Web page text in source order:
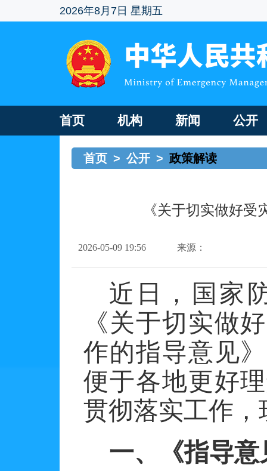
2026年8月7日 星期五
首页 机构 新闻 公开
首页 > 公开 > 政策解读
《关于切实做好
2026-05-09 19:56 来源：
近日，国家
《关于切实做
作的指导意见
便于各地更好
贯彻落实工作
一、《指导